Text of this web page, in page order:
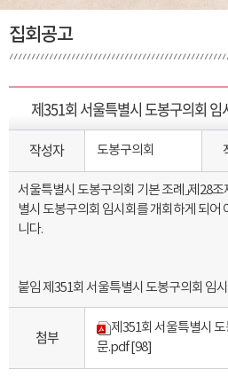
집회공고
제351회 서울특별시 도봉구의회
작성자 도봉구의회
서울특별시 도봉구의회 기본 조례」제28
별시 도봉구의회 임시회를 개회하게 되어
니다.
붙임 제351회 서울특별시 도봉구의회 임
첨부
제351회 서울특별시
문.pdf [98]